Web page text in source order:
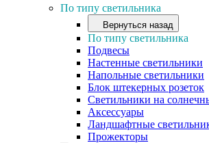
По типу светильника
Вернуться назад
По типу светильника
Подвесы
Настенные светильники
Напольные светильники
Блок штекерных розеток
Светильники на
Аксессуары
Ландшафтные
Прожекторы